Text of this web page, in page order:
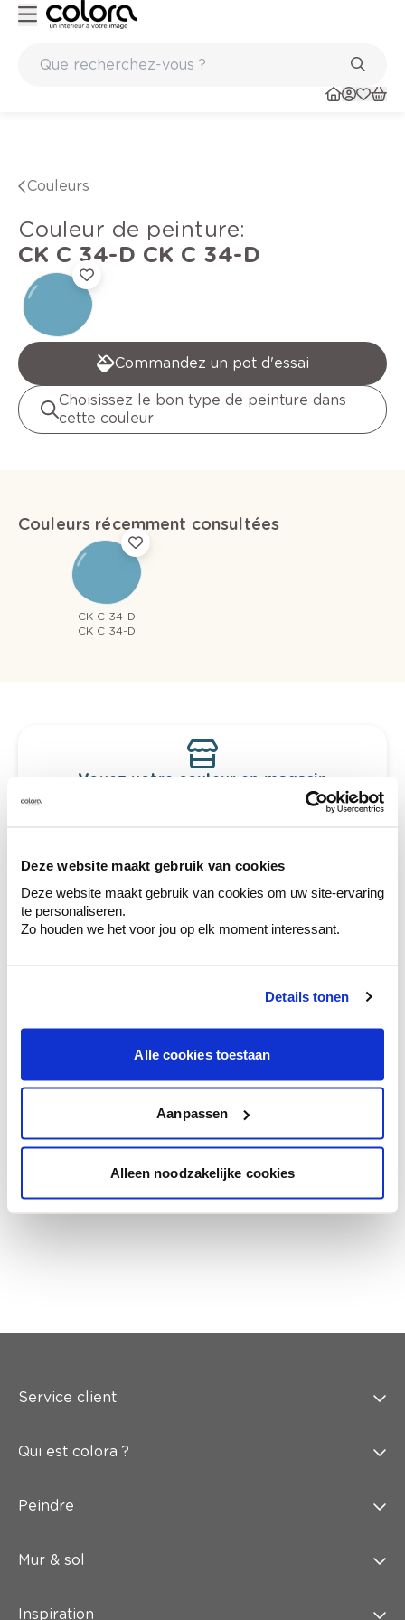
Deze website maakt gebruik van cookies
Deze website maakt gebruik van cookies om uw site-ervaring
te personaliseren.
Zo houden we het voor jou op elk moment interessant.
Details tonen
Alle cookies toestaan
Aanpassen
Alleen noodzakelijke cookies
Couleurs
Couleur de peinture:
CK C 34-D CK C 34-D
Commandez un pot d'essai
Choisissez le bon type de peinture dans
cette couleur
Couleurs récemment consultées
CK C 34-D
CK C 34-D
Voyez votre couleur en magasin
Découvrez des échantillons de votre
votre couleur.
Obtenez des conseils personnalisés sur la
combinaison de couleurs.
Conseil couleur à domicile
en couleur.
l'éclairage et de votre mobilier.
Obtenez un contrôle technologique de vos
Service client
Qui est colora ?
Peindre
Mur & sol
Inspiration